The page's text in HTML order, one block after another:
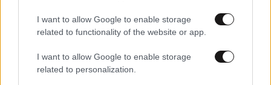
I want to allow Google to enable storage
related to functionality of the website or app.
I want to allow Google to enable storage
related to personalization.